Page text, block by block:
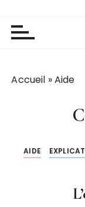
Accueil »Aide
AIDE